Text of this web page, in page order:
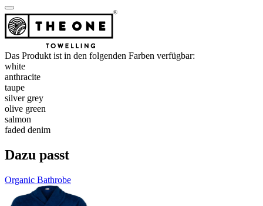
Das Produkt ist in den folgenden Farben verfügbar:
white
anthracite
taupe
silver grey
olive green
salmon
faded denim
Dazu passt
Organic Bathrobe